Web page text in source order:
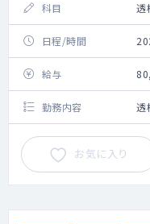
科目 透
日程/時間
給与
勤務内容 透
お気に入り